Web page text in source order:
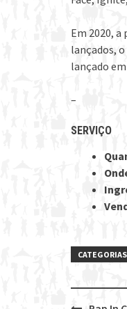
Em 2020,
lançados,
lançado em
–
SERVIÇO
CATEGORIAS